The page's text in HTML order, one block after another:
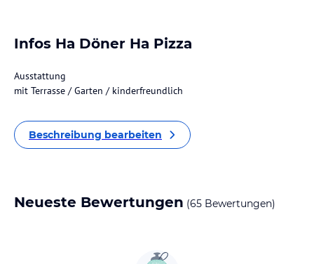
Infos Ha Döner Ha Pizza
Ausstattung
mit Terrasse / Garten / kinderfreundlich
Beschreibung bearbeiten
Neueste Bewertungen (65 Bewertungen)